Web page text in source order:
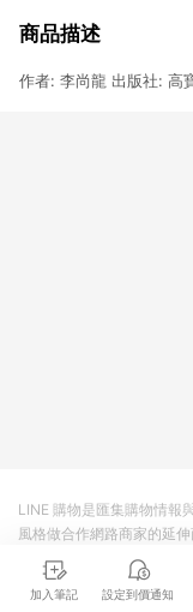
的購回饋活動享Yahoo
3. 訂單回饋金額將扣除
商品描述
作者: 李尚龍 出版社: 高
加入筆記 設定到價通知
LINE 購物是匯集購物情報
風格做合作網路商家的延
商品至各合作網路商家，
準。